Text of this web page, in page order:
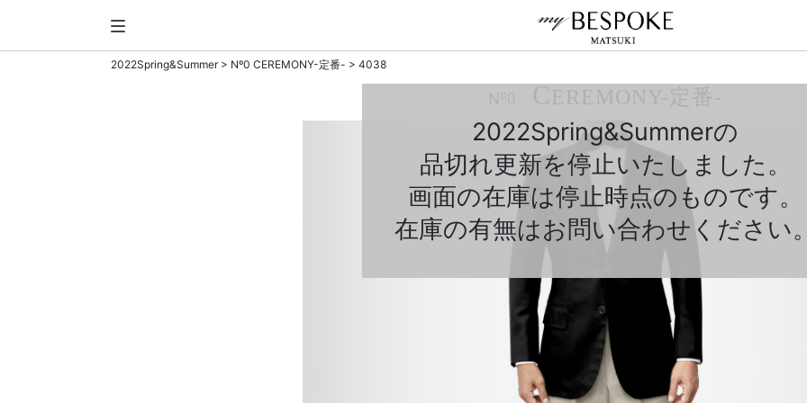
2022Spring&Summer> Nº0 CEREMONY-定番- > 4038
2022Spring&Summerの
品切れ更新を停止いたしました。
画面の在庫は停止時点のものです。
在庫の有無はお問い合わせください